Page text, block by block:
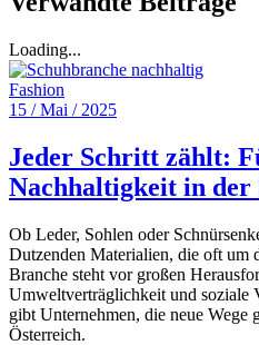
Loading...
Fashion
15 / Mai / 2025
Jeder Schritt zählt:
Nachhaltigkeit in der
Ob Leder, Sohlen oder
Dutzenden Materialien, die oft um
Branche steht vor großen
Umweltverträglichkeit und soziale
gibt Unternehmen, die neue Wege
Österreich.